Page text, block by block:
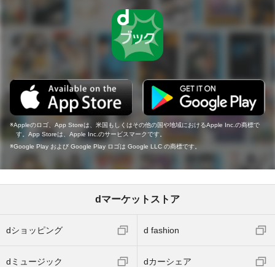
Appleのロゴ、App Storeは、米国もしくはその他の国や地域におけるApple Inc.の商標で
す。App Storeは、Apple Inc.のサービスマークです。
Google Play および Google Play ロゴは Google LLC の商標です。
dマーケットストア
dショッピング d fashion
dミュージック dカーシェア